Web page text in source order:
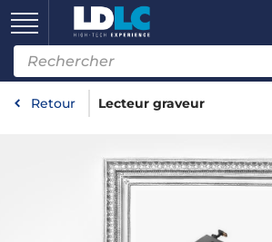
Retour Lecteur graveur